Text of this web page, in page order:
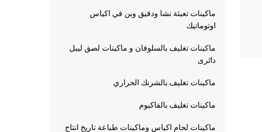
ماكينات تعبئة نشا ودقيق وبن في اكياس
اوتوماتيك
ماكينات تغليف بالسلوفان و ماكينات لصق ليبل
دائرى
ماكينات تغليف بالشرنك الحراري
ماكينات تغليف بالفاكيوم
ماكينات لحام اكياس وماكينات طباعة تاريخ انتاج